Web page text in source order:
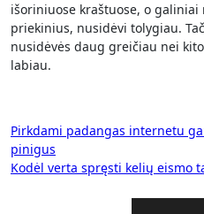
išoriniuose kraštuose, o
priekinius, nusidėvi tolygiau.
nusidėvės daug greičiau nei
labiau.
Navigacija
tarp
Pirkdami padangas internetu
pinigus
Kodėl verta spręsti kelių eismo